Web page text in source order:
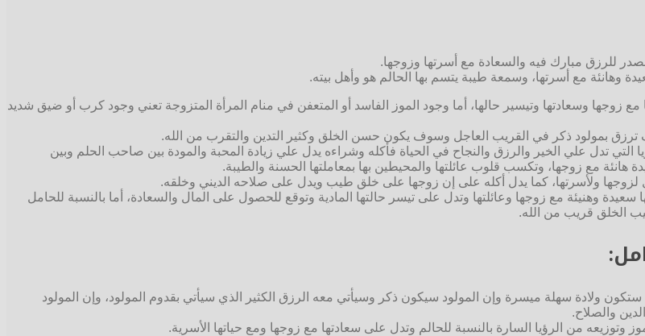
للرزق مبارك فيه والسعادة مع أسرتها وزوجها.
وهانئة مع أسرتها، وسمعة طيبة يتسم بها الحالم هو وأهل بيته.
زوجها وسعادتها وتيسير حالها، أما وجود الموز الفاسد أو المتعفن في منام المرأة المتزوجة تعني وجود كرب أو ضيق شديد
ترزق بمولود ذكر في القريب العاجل وسوف يكون حسن الخلق وكثير التدين والتقرب من الله.
التي تدل علي الخير والرزق والنجاح في الحياة فأكله وشراءه يدل علي زيادة المحبة والمودة بين صاحب الحلم وبين
مع زوجها، وتكسب قلوب عائلتها والمحيطين بها بمعاملتها الحسنة والطيبة.
لزوجها ولأسرتها، كما يدل أكله على إن زوجها على خلق طيب ويدل على صلاحه الديني وخلقه.
وهنيئة مع زوجها وعائلتها وتدل على تيسر حالتها المادية وتوقع للحصول على المال والسعادة، أما بالنسبة للحامل
الخلق قريب من الله.
ستكون ولادة سهلة ميسرة وإن المولود سيكون ذكر وسيأتي معه الرزق الكثير الذي سيأتي بقدوم المولود، وإن المولود
والصلاح.
وتوزيعه من الرؤيا السارة بالنسبة للحالم وتدل على سعادتها مع زوجها ومع حياتها الأسرية.